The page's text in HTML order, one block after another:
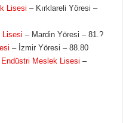
Lisesi – Kırklareli Yöresi –
Lisesi – Mardin Yöresi – 81.?
– İzmir Yöresi – 88.80
Endüstri Meslek Lisesi –